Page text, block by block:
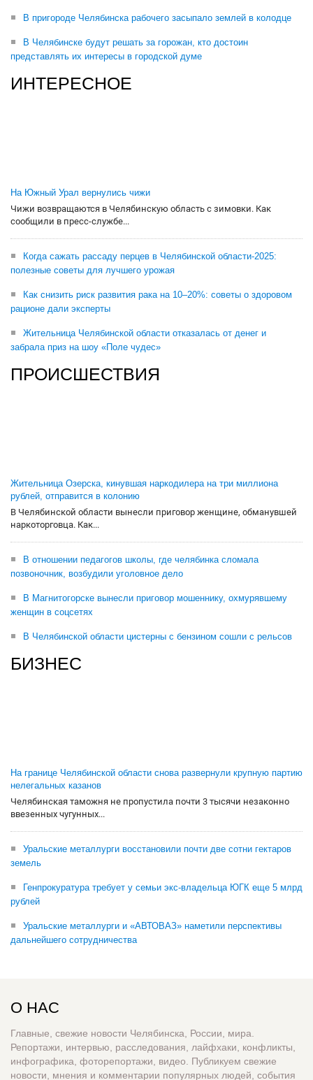
В пригороде Челябинска рабочего засыпало землей в колодце
В Челябинске будут решать за горожан, кто достоин
представлять их интересы в городской думе
ИНТЕРЕСНОЕ
На Южный Урал вернулись чижи
Чижи возвращаются в Челябинскую область с зимовки. Как
сообщили в пресс-службе...
Когда сажать рассаду перцев в Челябинской области-2025:
полезные советы для лучшего урожая
Как снизить риск развития рака на 10–20%: советы о здоровом
рационе дали эксперты
Жительница Челябинской области отказалась от денег и
забрала приз на шоу «Поле чудес»
ПРОИСШЕСТВИЯ
Жительница Озерска, кинувшая наркодилера на три миллиона
рублей, отправится в колонию
В Челябинской области вынесли приговор женщине, обманувшей
наркоторговца. Как...
В отношении педагогов школы, где челябинка сломала
позвоночник, возбудили уголовное дело
В Магнитогорске вынесли приговор мошеннику, охмурявшему
женщин в соцсетях
В Челябинской области цистерны с бензином сошли с рельсов
БИЗНЕС
На границе Челябинской области снова развернули крупную партию
нелегальных казанов
Челябинская таможня не пропустила почти 3 тысячи незаконно
ввезенных чугунных...
Уральские металлурги восстановили почти две сотни гектаров
земель
Генпрокуратура требует у семьи экс-владельца ЮГК еще 5 млрд
рублей
Уральские металлурги и «АВТОВАЗ» наметили перспективы
дальнейшего сотрудничества
О НАС
Главные, свежие новости Челябинска, России, мира.
Репортажи, интервью, расследования, лайфхаки, конфликты,
инфографика, фоторепортажи, видео. Публикуем свежие
новости, мнения и комментарии популярных людей, события